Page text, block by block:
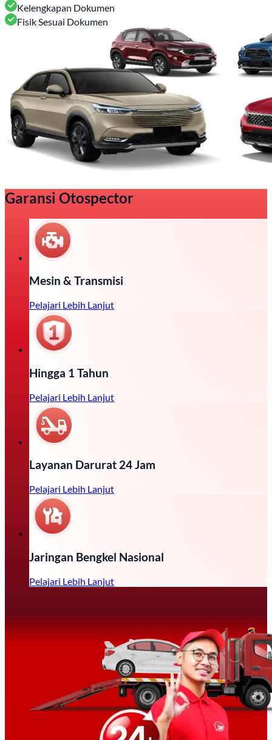
Kelengkapan Dokumen
Fisik Sesuai Dokumen
Garansi Otospector
Mesin & Transmisi
Pelajari Lebih Lanjut
Hingga 1 Tahun
Pelajari Lebih Lanjut
Layanan Darurat 24 Jam
Pelajari Lebih Lanjut
Jaringan Bengkel Nasional
Pelajari Lebih Lanjut